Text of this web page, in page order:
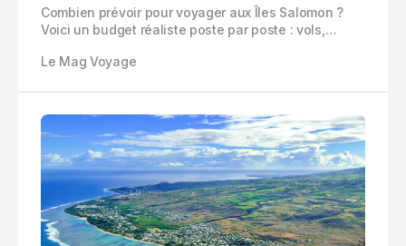
Combien prévoir pour voyager aux Îles Salomon ?
Voici un budget réaliste poste par poste : vols,
transports inter-îles, plongée, extras et marge de
Le Mag Voyage